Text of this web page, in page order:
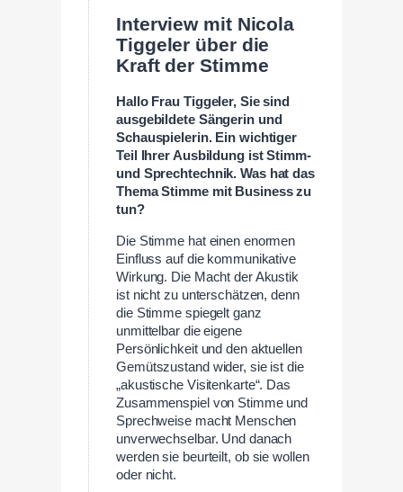
Interview mit Nicola
Tiggeler über die
Kraft der Stimme
Hallo Frau Tiggeler, Sie sind
ausgebildete Sängerin und
Schauspielerin. Ein wichtiger
Teil Ihrer Ausbildung ist Stimm-
und Sprechtechnik. Was hat das
Thema Stimme mit Business zu
tun?
Die Stimme hat einen enormen
Einfluss auf die kommunikative
Wirkung. Die Macht der Akustik
ist nicht zu unterschätzen, denn
die Stimme spiegelt ganz
unmittelbar die eigene
Persönlichkeit und den aktuellen
Gemütszustand wider, sie ist die
„akustische Visitenkarte“. Das
Zusammenspiel von Stimme und
Sprechweise macht Menschen
unverwechselbar. Und danach
werden sie beurteilt, ob sie wollen
oder nicht.